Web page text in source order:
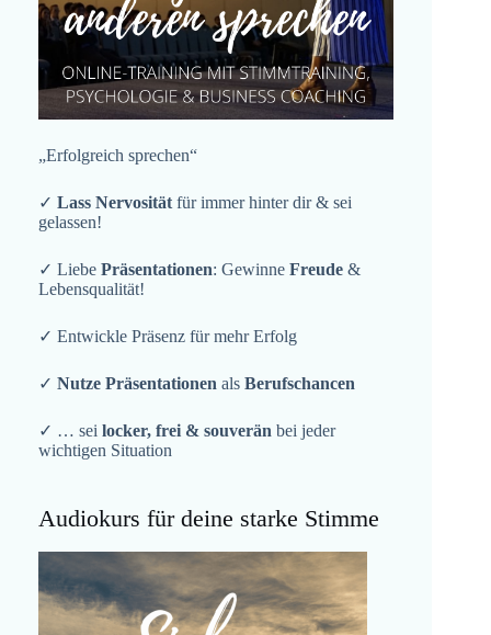
„Erfolgreich sprechen“
✓ Lass Nervositätfür immer hinter dir & sei
gelassen!
✓ Liebe Präsentationen: Gewinne Freude &
Lebensqualität!
✓ Entwickle Präsenz für mehr Erfolg
✓ Nutze Präsentationen als Berufschancen
✓ … sei locker, frei & souverän bei jeder
wichtigen Situation
Audiokurs für deine starke Stimme